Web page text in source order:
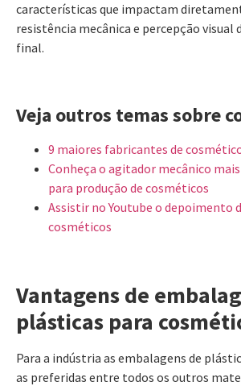
características que impactam
resistência mecânica e percepção visual
final.
Veja outros temas sobre
9 maiores fabricantes de
Conheça o agitador mecânico
para produção de cosméticos
Assistir no Youtube o depoimento
cosméticos
Vantagens de
plásticas para
Para a indústria as embalagens de
as preferidas entre todos os outros